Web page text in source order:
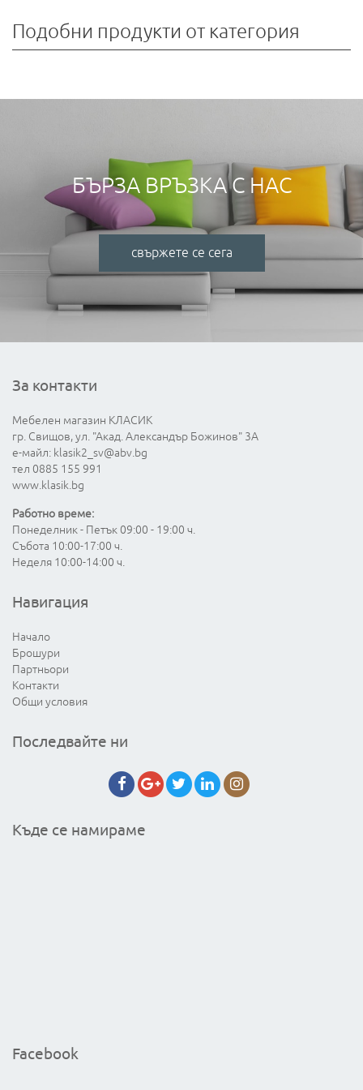
Подобни продукти от категория
БЪРЗА ВРЪЗКА С НАС
свържете се сега
За контакти
Мебелен магазин КЛАСИК
гр. Свищов, ул. "Акад. Александър Божинов" 3А
е-майл: klasik2_sv@abv.bg
тел 0885 155 991
www.klasik.bg
Работно време:
Понеделник - Петък 09:00 - 19:00 ч.
Събота 10:00-17:00 ч.
Неделя 10:00-14:00 ч.
Навигация
Начало
Брошури
Партньори
Контакти
Общи условия
Последвайте ни
Къде се намираме
Facebook